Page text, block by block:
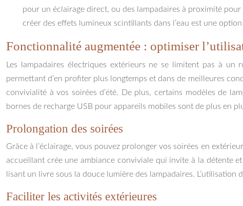
pour un éclairage direct, ou des lampadaires à proximité
créer des effets lumineux scintillants dans l’eau est une
Fonctionnalité augmentée : optimiser
Les lampadaires électriques extérieurs ne se limitent pas à
permettant d’en profiter plus longtemps et dans de meilleures
convivialité à vos soirées d’été. De plus, certains modèles de
bornes de recharge USB pour appareils mobiles sont de plus en
Prolongation des soirées
Grâce à l’éclairage, vous pouvez prolonger vos soirées en
accueillant crée une ambiance conviviale qui invite à la détente
lisant un livre sous la douce lumière des lampadaires. L’utilisation
Faciliter les activités extérieures